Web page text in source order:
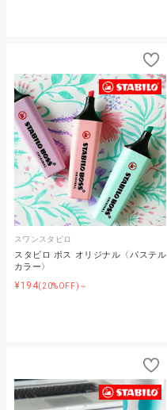
スワンスタビロ
スタビロ ボス オリジナル〈パステル
カラー〉
¥194(20%OFF)～